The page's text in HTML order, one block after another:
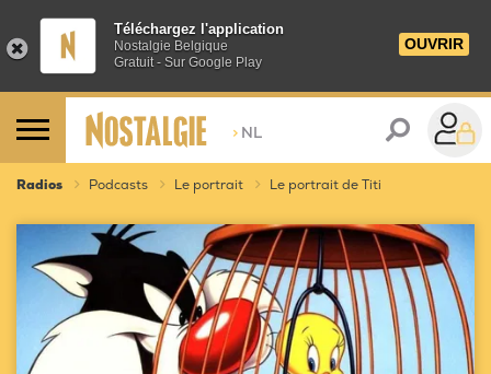
Téléchargez l'application
Nostalgie Belgique
Gratuit - Sur Google Play
OUVRIR
> NL
Radios Podcasts Le portrait Le portrait de Titi